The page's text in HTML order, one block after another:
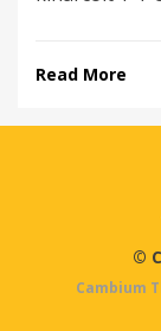
Read More
©
Cambium